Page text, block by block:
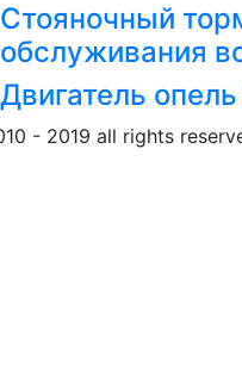
Стояночный
обслуживания
Двигатель
- 2019 all rights